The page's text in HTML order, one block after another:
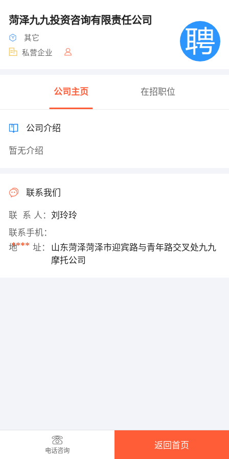
菏泽九九投资咨询有限责任公司
其它
私营企业
公司主页 在招职位
公司介绍
暂无介绍
联系我们
联 系 人： 刘玲玲
联系手机：
****
地 址：
山东菏泽菏泽市迎宾路与青年路交叉处九九
摩托公司
电话咨询
返回首页